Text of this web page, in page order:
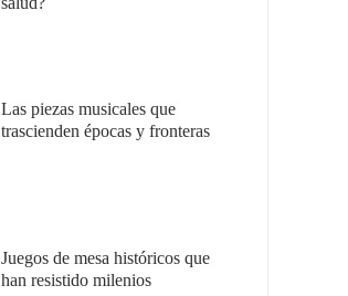
Las piezas musicales que
trascienden épocas y fronteras
Juegos de mesa históricos que
han resistido milenios